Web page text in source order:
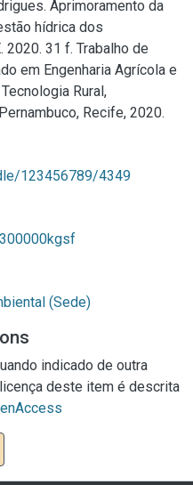
Aprimoramento da
hídrica dos
2020. 31 f. Trabalho de
em Engenharia Agrícola e
Rural,
Recife, 2020.
123456789/4349
(Sede)
indicado de outra
deste item é descrita